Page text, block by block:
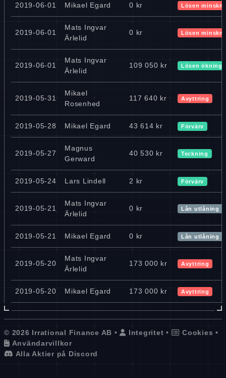
2019-06-01 Mikael Egard 0 kr Lösen
2019-06-01
Mats Ingvar
Ärlelid
0 kr Lösen
2019-06-01
Mats Ingvar
Ärlelid
109 050 kr Lösen ökning
2019-05-31
Mikael
Rosenhed
117 640 kr Avyttring
2019-05-28 Mikael Egard 43 614 kr Förvärv
2019-05-27
Magnus
Gerward
40 530 kr Teckning
2019-05-24 Lars Lindell 2 kr Förvärv
2019-05-21
Mats Ingvar
Ärlelid
0 kr Lån utlåning
2019-05-21 Mikael Egard 0 kr Lån utlåning
2019-05-20
Mats Ingvar
Ärlelid
173 000 kr Avyttring
2019-05-20 Mikael Egard 173 000 kr Avyttring
© 2026 Irrational Finance AB • Integritet • Cookies •
Användarvillkor
Alla Aktier på Discord